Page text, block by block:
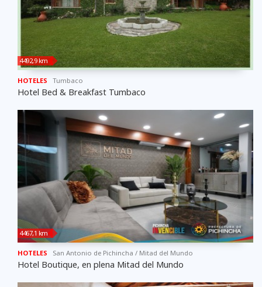
4492,9 km
HOTELES Tumbaco
Hotel Bed & Breakfast Tumbaco
4467,1 km
HOTELES San Antonio de Pichincha / Mitad del Mundo
Hotel Boutique, en plena Mitad del Mundo